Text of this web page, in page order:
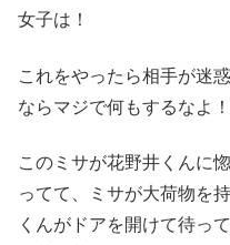
女子は！
これをやったら相手が迷
ならマジで何もするなよ
このミサが花野井くんに
ってて、ミサが大荷物を
くんがドアを開けて待っ